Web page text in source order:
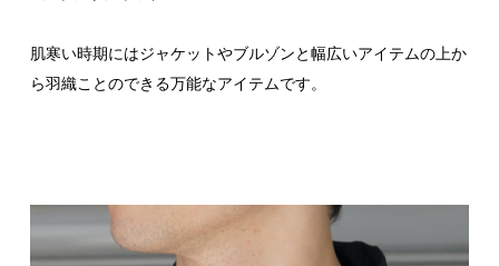
肌寒い時期にはジャケットやブルゾンと幅広いアイテムの上か
ら羽織ことのできる万能なアイテムです。